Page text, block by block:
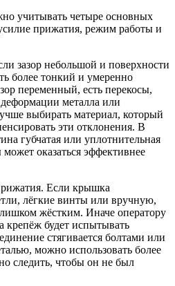
учитывать четыре основных
прижатия, режим работы и
зазор небольшой и поверхности
более тонкий и умеренно
переменный, есть перекосы,
металла или
выбирать материал, который
эти отклонения. В
губчатая или уплотнительная
оказаться эффективнее
Если крышка
лёгкие винты или вручную,
жёстким. Иначе оператору
крепёж будет испытывать
стягивается болтами или
можно использовать более
следить, чтобы он не был